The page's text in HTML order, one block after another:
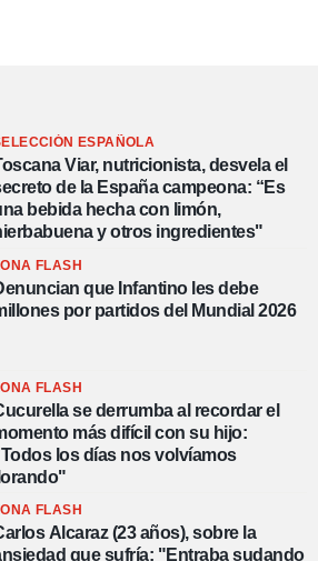
ESPAÑOLA
Viar, nutricionista, desvela el
de la España campeona: “Es
bebida hecha con limón,
y otros ingredientes"
FLASH
que Infantino les debe
por partidos del Mundial 2026
FLASH
se derrumba al recordar el
más difícil con su hijo:
los días nos volvíamos
llorando"
FLASH
Alcaraz (23 años), sobre la
que sufría: "Entraba sudando